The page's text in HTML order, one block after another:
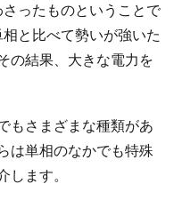
ったものということで
と比べて勢いが強いた
の結果、大きな電力を
もさまざまな種類があ
は単相のなかでも特殊
します。